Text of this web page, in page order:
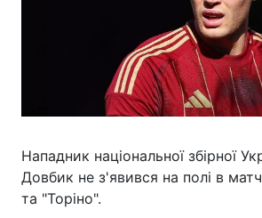
Нападник національної збірної
Довбик не з'явився на полі в
та "Торіно".